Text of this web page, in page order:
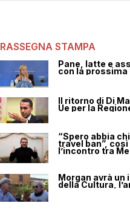
RASSEGNA STAMPA
Pane, latte e
con la prossima
Il ritorno di Di
Ue per la
“Spero abbia
travel ban”,
l’incontro tra
Morgan avrà un
della Cultura,